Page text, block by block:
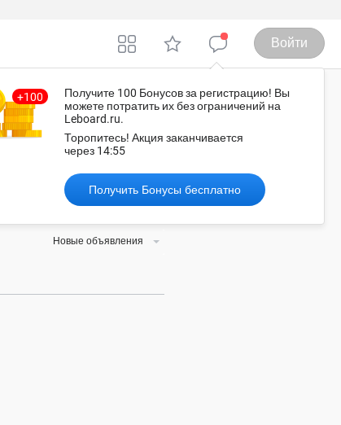
Войти
Получите 100 Бонусовза регистрацию! Вы
можете потратить их без ограничений на
Leboard.ru.
Торопитесь! Акция заканчивается
через 14:55
Получить Бонусы бесплатно
а обсудить детали
Новые объявления